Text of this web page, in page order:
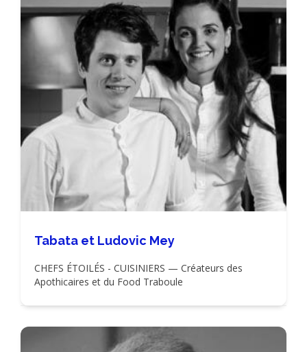
Tabata et Ludovic Mey
CHEFS ÉTOILÉS - CUISINIERS — Créateurs des
Apothicaires et du Food Traboule